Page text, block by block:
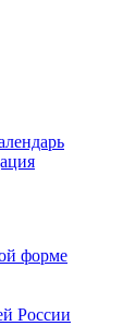
форме
России